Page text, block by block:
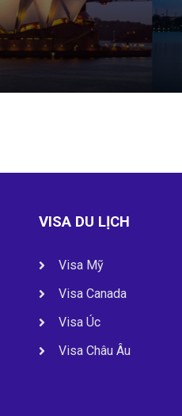
VISA DU LỊCH
Visa Mỹ
Visa Canada
Visa Úc
Visa Châu Âu